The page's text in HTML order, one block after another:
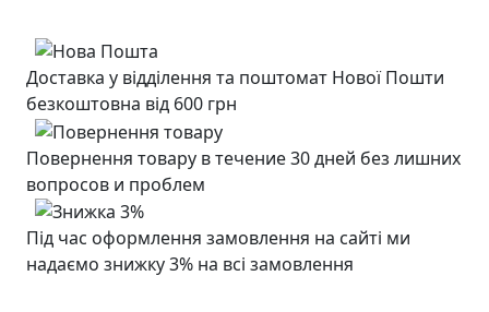
Доставка у відділення та поштомат Нової Пошти
безкоштовна від 600 грн
Повернення товару в течение 30 дней без лишних
вопросов и проблем
Під час оформлення замовлення на сайті ми
надаємо знижку 3% на всі замовлення